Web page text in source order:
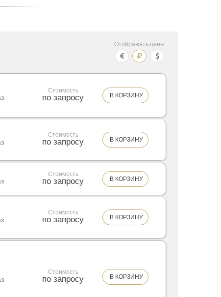
Отображать цены:
Стоимость
по запросу В КОРЗИНУ
Стоимость
по запросу В КОРЗИНУ
Стоимость
по запросу В КОРЗИНУ
Стоимость
по запросу В КОРЗИНУ
Стоимость
по запросу В КОРЗИНУ